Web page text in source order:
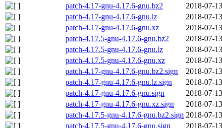
patch-4.17-gnu-4.17.6-gnu.bz2
2018-07-
patch-4.17-gnu-4.17.6-gnu.lz
2018-07-
patch-4.17-gnu-4.17.6-gnu.xz
2018-07-
patch-4.17.5-gnu-4.17.6-gnu.bz2
2018-07-
patch-4.17.5-gnu-4.17.6-gnu.lz
2018-07-
patch-4.17.5-gnu-4.17.6-gnu.xz
2018-07-
patch-4.17-gnu-4.17.6-gnu.bz2.sign
2018-07-
patch-4.17-gnu-4.17.6-gnu.lz.sign
2018-07-
patch-4.17-gnu-4.17.6-gnu.sign
2018-07-
patch-4.17-gnu-4.17.6-gnu.xz.sign
2018-07-
patch-4.17.5-gnu-4.17.6-gnu.bz2.sign 2018-07-
patch-4.17.5-gnu-4.17.6-gnu.sign
2018-07-